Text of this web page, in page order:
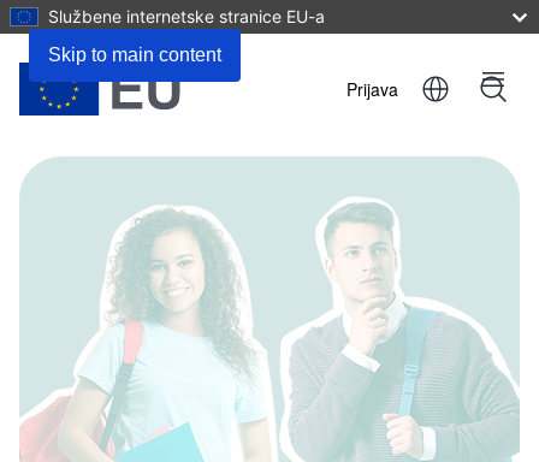
Skip to main content
Službene internetske stranice EU-a
User
account
menu
Prijava Menu